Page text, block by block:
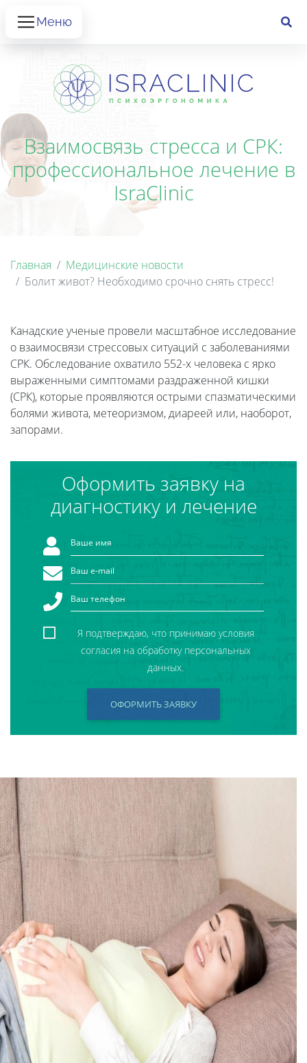
Меню
Взаимосвязь стресса и СРК:
профессиональное лечение в
IsraClinic
Главная
Медицинские новости
Болит живот? Необходимо срочно снять стресс!
Канадские ученые провели масштабное исследование
о взаимосвязи стрессовых ситуаций с заболеваниями
СРК. Обследование охватило 552-х человека с ярко
выраженными симптомами раздраженной кишки
(СРК), которые проявляются острыми спазматическими
болями живота, метеоризмом, диареей или, наоборот,
запорами.
Оформить заявку на
диагностику и лечение
Я подтверждаю, что принимаю условия
согласия на обработку персональных
данных.
ОФОРМИТЬ ЗАЯВКУ